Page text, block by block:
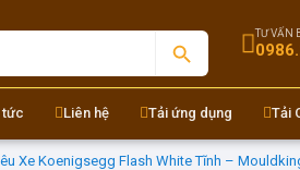
TƯ VẤN
tức Liên hệ Tải ứng dụng Tải
Xe Koenigsegg Flash White Tĩnh –